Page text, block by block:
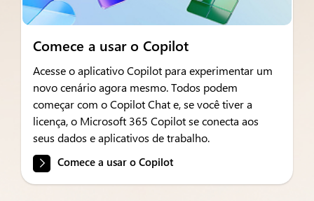
Comece a usar o Copilot
Acesse o aplicativo Copilot para experimentar um
novo cenário agora mesmo. Todos podem
começar com o Copilot Chat e, se você tiver a
licença, o Microsoft 365 Copilot se conecta aos
seus dados e aplicativos de trabalho.
Comece a usar o Copilot